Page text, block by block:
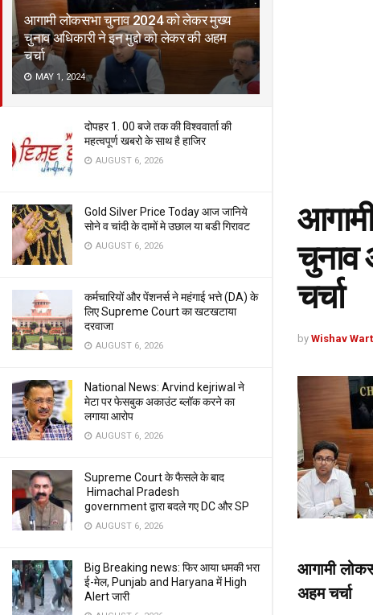
आगामी लोकसभा चुनाव 2024 को लेकर मुख्य
चुनाव अधिकारी ने इन मुद्दो को लेकर की अहम
चर्चा
MAY 1, 2024
दोपहर 1. 00 बजे तक की विश्ववार्ता की
महत्वपूर्ण खबरो के साथ है हाजिर
AUGUST 6, 2026
Gold Silver Price Today आज जानिये
सोने व चांदी के दामों मे उछाल या बडी गिरावट
AUGUST 6, 2026
कर्मचारियों और पेंशनर्स ने महंगाई भत्ते (DA) के
लिए Supreme Court का खटखटाया
दरवाजा
AUGUST 6, 2026
National News: Arvind kejriwal ने
मेटा पर फेसबुक अकाउंट ब्लॉक करने का
लगाया आरोप
AUGUST 6, 2026
Supreme Court के फैसले के बाद
Himachal Pradesh
government द्वारा बदले गए DC और SP
AUGUST 6, 2026
Big Breaking news: फिर आया धमकी भरा
ई-मेल, Punjab and Haryana में High
Alert जारी
चुनाव
चर्चा
by Wishav
आगामी
अहम चर्चा